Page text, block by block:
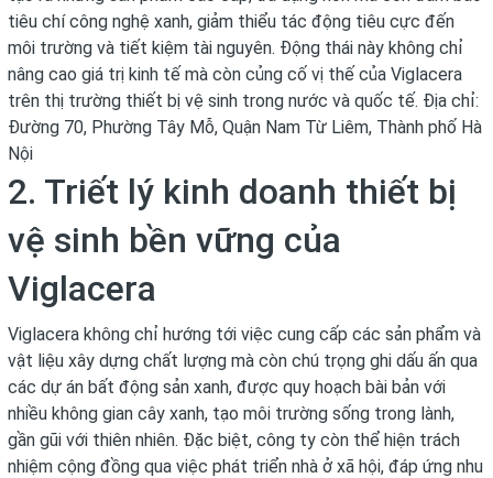
tiêu chí công nghệ xanh, giảm thiểu tác động tiêu cực đến
môi trường và tiết kiệm tài nguyên. Động thái này không chỉ
nâng cao giá trị kinh tế mà còn củng cố vị thế của Viglacera
trên thị trường thiết bị vệ sinh trong nước và quốc tế. Địa chỉ:
Đường 70, Phường Tây Mỗ, Quận Nam Từ Liêm, Thành phố Hà
Nội
2. Triết lý kinh doanh thiết bị
vệ sinh bền vững của
Viglacera
Viglacera không chỉ hướng tới việc cung cấp các sản phẩm và
vật liệu xây dựng chất lượng mà còn chú trọng ghi dấu ấn qua
các dự án bất động sản xanh, được quy hoạch bài bản với
nhiều không gian cây xanh, tạo môi trường sống trong lành,
gần gũi với thiên nhiên. Đặc biệt, công ty còn thể hiện trách
nhiệm cộng đồng qua việc phát triển nhà ở xã hội, đáp ứng nhu